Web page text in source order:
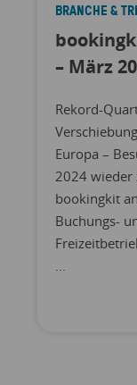
BRANCHE &
– März
Rekord-
Europa –
2024 wieder
bookingkit
Buchungs-
...